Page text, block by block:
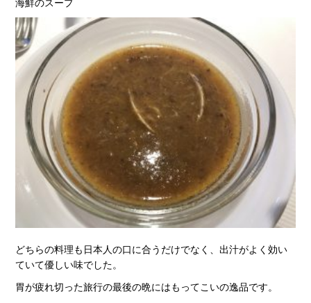
海鮮のスープ
どちらの料理も日本人の口に合うだけでなく、出汁がよく効い
ていて優しい味でした。
胃が疲れ切った旅行の最後の晩にはもってこいの逸品です。